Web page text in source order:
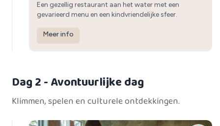
Een gezellig restaurant aan het water met een
gevarieerd menu en een kindvriendelijke sfeer.
Meer info
Dag 2- Avontuurlijke dag
Klimmen, spelen en culturele ontdekkingen.